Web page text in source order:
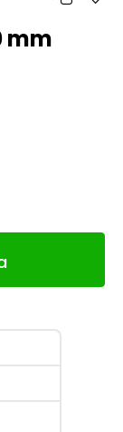
mm